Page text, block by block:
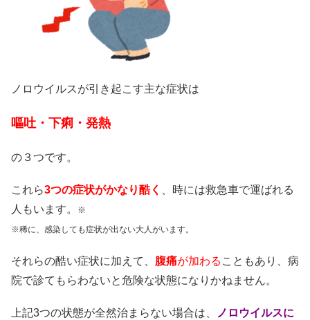
ノロウイルスが引き起こす主な症状は
嘔吐・下痢・発熱
の３つです。
これら3つの症状がかなり酷く
、時には救急車で運ばれる
人もいます。
※
※稀に、感染しても症状が出ない大人がいます。
それらの酷い症状に加えて、 腹痛が加わる こともあり、病
院で診てもらわないと危険な状態になりかねません。
上記3つの状態が全然治まらない場合は、
ノロウイルスに